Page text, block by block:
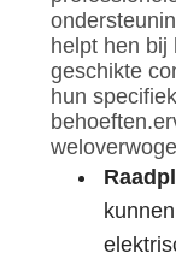
helpt hen bij
geschikte
hun